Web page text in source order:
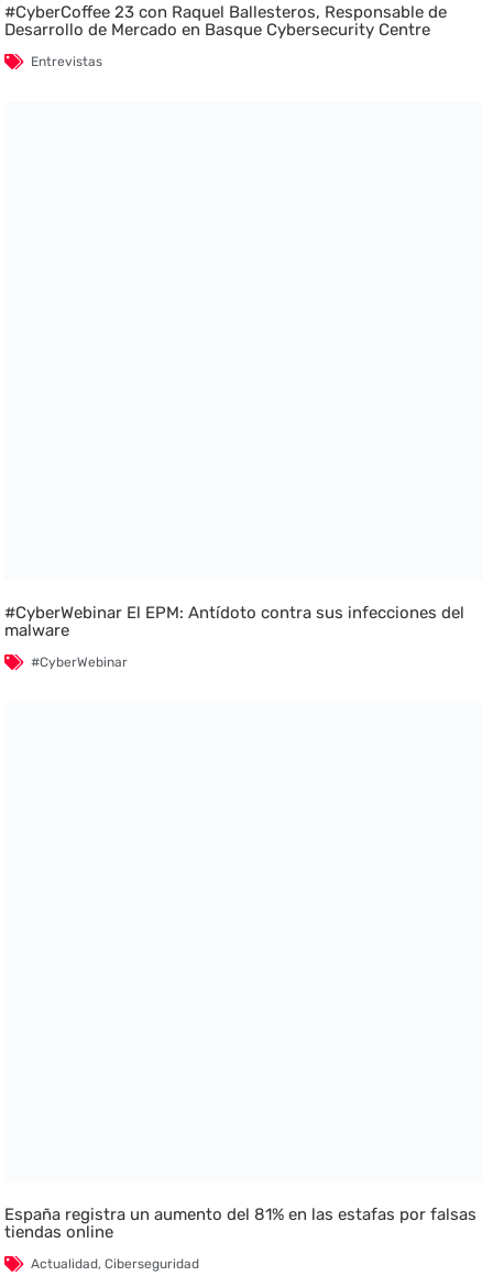
#CyberCoffee 23 con Raquel Ballesteros, Responsable de
Desarrollo de Mercado en Basque Cybersecurity Centre
Entrevistas
#CyberWebinar El EPM: Antídoto contra sus infecciones del
malware
#CyberWebinar
España registra un aumento del 81% en las estafas por falsas
tiendas online
Actualidad,Ciberseguridad